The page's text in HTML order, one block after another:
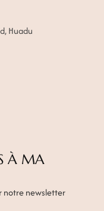
Huadu
À MA
notre newsletter